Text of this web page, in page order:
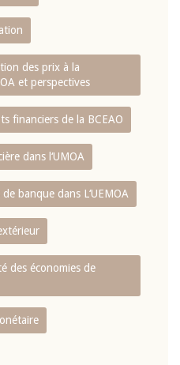
des prix à la
et perspectives
financiers de la BCEAO
dans l‘UMOA
banque dans L‘UEMOA
des économies de